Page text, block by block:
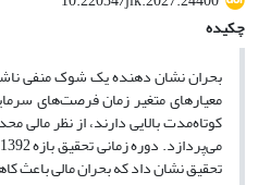
چکیده
بحران نشان دهنده یک شوک منفی
معیارهای متغیر زمان فرصت‌های
کوتاه‌مدت بالایی دارند، از نظر
تحقیق نشان داد که بحران مالی